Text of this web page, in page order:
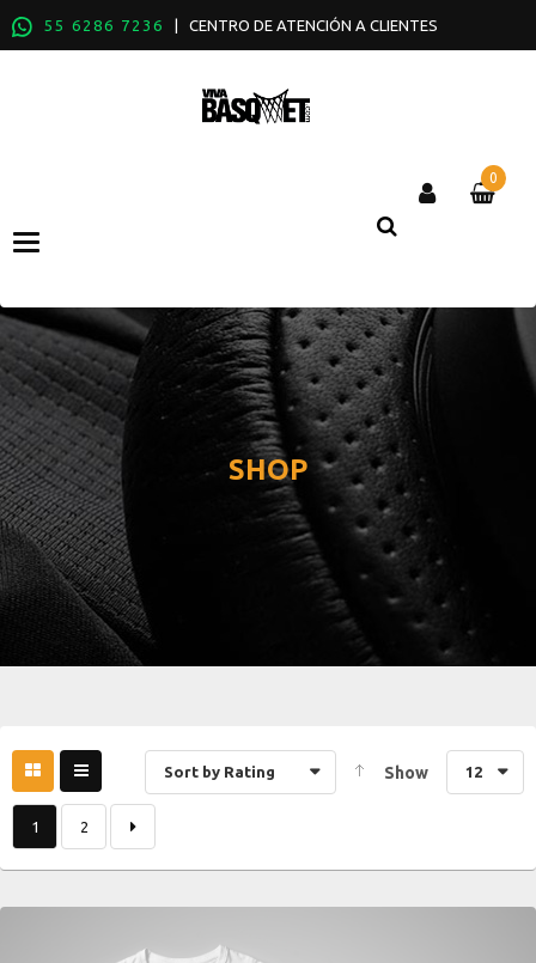
55 6286 7236 | CENTRO DE ATENCIÓN A CLIENTES
Categories
0
SHOP
Sort by Rating Show 12
1 2